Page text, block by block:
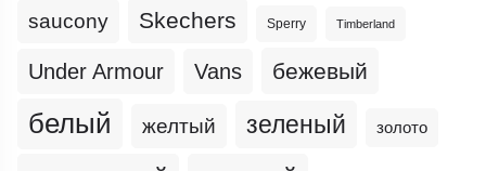
saucony Skechers Sperry Timberland
Under Armour Vans бежевый
белый желтый зеленый золото